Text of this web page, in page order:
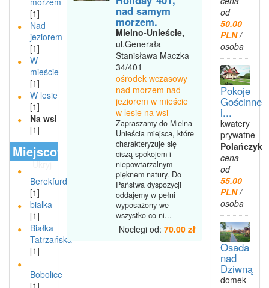
[1]
Nad
jeziorem
[1]
W
mieście
[1]
W lesie
[1]
Na wsi
[1]
Miejscowości
Ukryj
Berekfurdo
[1]
bialka
[1]
Białka
Tatrzańska
[1]
Bobolice
[1]
nad samym
morzem.
Mielno-Unieście,
ul.Generała
Stanisława Maczka
34/401
ośrodek wczasowy
nad morzem nad
jeziorem w mieście
w lesie na wsi
Zapraszamy do Mielna-
Unieścia miejsca, które
charakteryzuje się
ciszą spokojem i
niepowtarzalnym
pięknem natury. Do
Państwa dyspozycji
oddajemy w pełni
wyposażony we
wszystko co ni...
Noclegi od: 70.00 zł
od
50.00
PLN/
osoba
Pokoje
Gościnne
i...
kwatery
prywatne
Polańczyk
cena
od
55.00
PLN/
osoba
Osada
nad
Dziwną
domek